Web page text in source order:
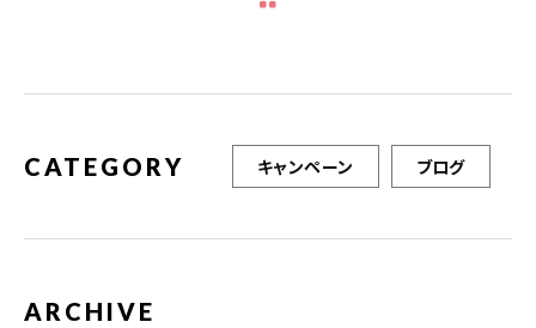
CATEGORY キャンペーン ブログ
ARCHIVE